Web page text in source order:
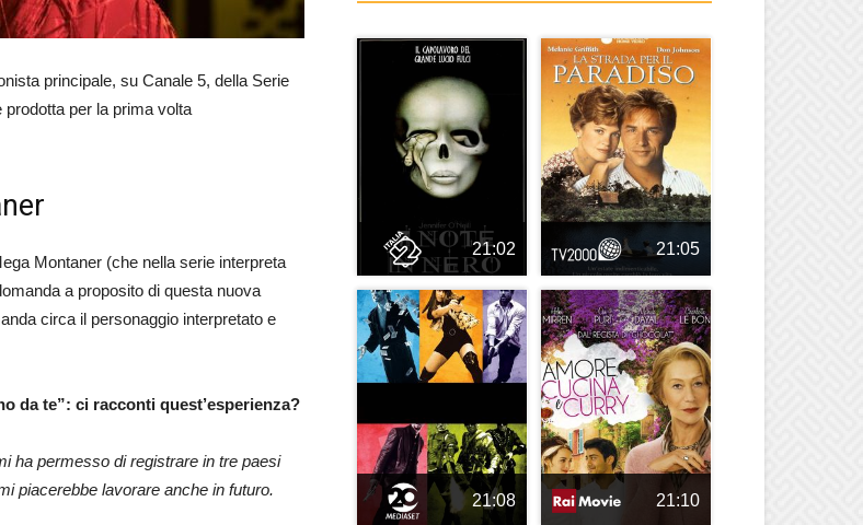
principale, su Canale 5, della Serie
prodotta per la prima volta
Montaner (che nella serie interpreta
a proposito di questa nuova
circa il personaggio interpretato e
da te”: ci racconti quest’esperienza?
ha permesso di registrare in tre paesi
piacerebbe lavorare anche in futuro.
21:02 21:05
21:08 21:10